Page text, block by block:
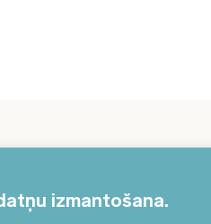
izmantošana.
savā e-pastā!